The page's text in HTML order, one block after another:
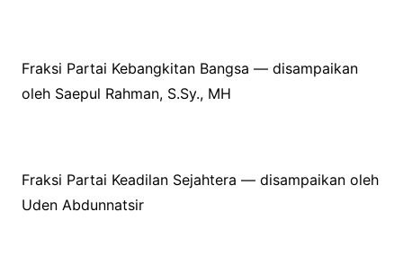
Fraksi Partai Kebangkitan Bangsa — disampaikan
oleh Saepul Rahman, S.Sy., MH
Fraksi Partai Keadilan Sejahtera — disampaikan oleh
Uden Abdunnatsir